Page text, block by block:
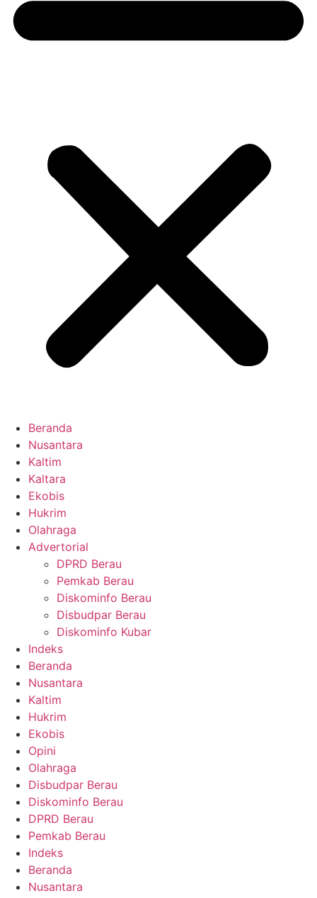
Beranda
Nusantara
Kaltim
Kaltara
Ekobis
Hukrim
Olahraga
Advertorial
DPRD Berau
Pemkab Berau
Diskominfo Berau
Disbudpar Berau
Diskominfo Kubar
Indeks
Beranda
Nusantara
Kaltim
Hukrim
Ekobis
Opini
Olahraga
Disbudpar Berau
Diskominfo Berau
DPRD Berau
Pemkab Berau
Indeks
Beranda
Nusantara